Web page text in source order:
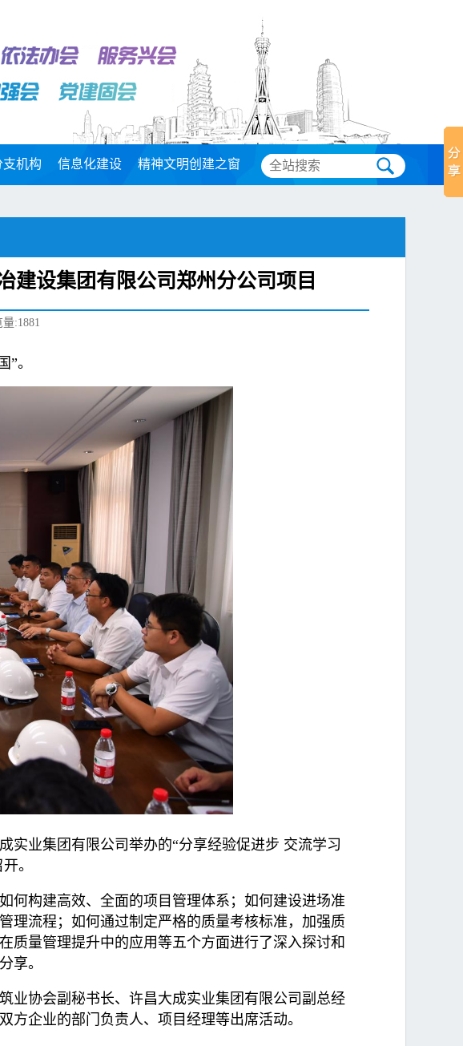
支机构 信息化建设 精神文明创建之窗
建设集团有限公司郑州分公司项目
:1881
。
实业集团有限公司举办的“分享经验促进步 交流学习
。
何构建高效、全面的项目管理体系；如何建设进场准
理流程；如何通过制定严格的质量考核标准，加强质
质量管理提升中的应用等五个方面进行了深入探讨和
享。
业协会副秘书长、许昌大成实业集团有限公司副总经
企业的部门负责人、项目经理等出席活动。